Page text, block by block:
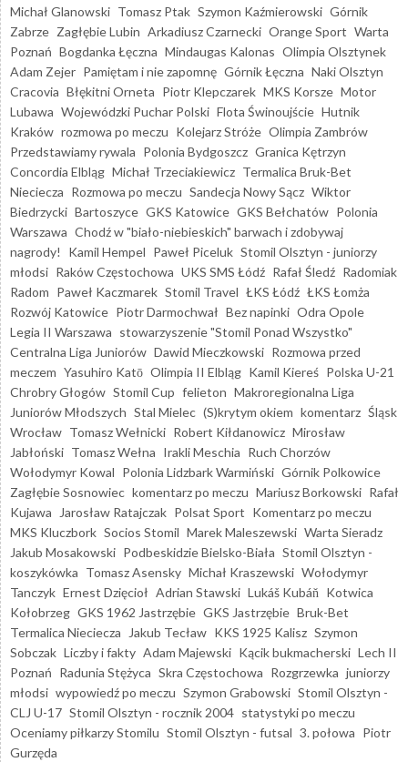
Michał Glanowski Tomasz Ptak Szymon Kaźmierowski Górnik
Zabrze Zagłębie Lubin Arkadiusz Czarnecki Orange Sport Warta
Poznań Bogdanka Łęczna Mindaugas Kalonas Olimpia Olsztynek
Adam Zejer Pamiętam i nie zapomnę Górnik Łęczna Naki Olsztyn
Cracovia Błękitni Orneta Piotr Klepczarek MKS Korsze Motor
Lubawa Wojewódzki Puchar Polski Flota Świnoujście Hutnik
Kraków rozmowa po meczu Kolejarz Stróże Olimpia Zambrów
Przedstawiamy rywala Polonia Bydgoszcz Granica Kętrzyn
Concordia Elbląg Michał Trzeciakiewicz Termalica Bruk-Bet
Nieciecza Rozmowa po meczu Sandecja Nowy Sącz Wiktor
Biedrzycki Bartoszyce GKS Katowice GKS Bełchatów Polonia
Warszawa Chodź w "biało-niebieskich" barwach i zdobywaj
nagrody!
Kamil Hempel Paweł Piceluk Stomil Olsztyn - juniorzy
młodsi Raków Częstochowa UKS SMS Łódź Rafał Śledź Radomiak
Radom Paweł Kaczmarek Stomil Travel ŁKS Łódź ŁKS Łomża
Rozwój Katowice Piotr Darmochwał Bez napinki Odra Opole
Legia II Warszawa stowarzyszenie "Stomil Ponad Wszystko"
Centralna Liga Juniorów Dawid Mieczkowski Rozmowa przed
meczem Yasuhiro Katō Olimpia II Elbląg Kamil Kiereś Polska U-21
Chrobry Głogów Stomil Cup felieton Makroregionalna Liga
Juniorów Młodszych Stal Mielec (S)krytym okiem komentarz Śląsk
Wrocław Tomasz Wełnicki Robert Kiłdanowicz Mirosław
Jabłoński Tomasz Wełna Irakli Meschia Ruch Chorzów
Wołodymyr Kowal Polonia Lidzbark Warmiński Górnik Polkowice
Zagłębie Sosnowiec komentarz po meczu Mariusz Borkowski Rafał
Kujawa
Jarosław Ratajczak Polsat Sport Komentarz po meczu
MKS Kluczbork Socios Stomil Marek Maleszewski Warta Sieradz
Jakub Mosakowski Podbeskidzie Bielsko-Biała Stomil Olsztyn -
koszykówka Tomasz Asensky Michał Kraszewski Wołodymyr
Tanczyk Ernest Dzięcioł Adrian Stawski Lukáš Kubáň Kotwica
Kołobrzeg GKS 1962 Jastrzębie GKS Jastrzębie Bruk-Bet
Termalica Nieciecza
Jakub Tecław KKS 1925 Kalisz Szymon
Sobczak Liczby i fakty Adam Majewski Kącik bukmacherski Lech II
Poznań Radunia Stężyca Skra Częstochowa Rozgrzewka juniorzy
młodsi wypowiedź po meczu Szymon Grabowski Stomil Olsztyn -
CLJ U-17 Stomil Olsztyn - rocznik 2004 statystyki po meczu
Oceniamy piłkarzy Stomilu Stomil Olsztyn - futsal 3. połowa Piotr
Gurzęda